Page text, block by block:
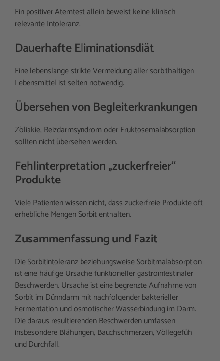
Ein positiver Atemtest allein beweist keine klinisch
relevante Intoleranz.
Dauerhafte Eliminationsdiät
Eine lebenslange strikte Vermeidung aller sorbithaltigen
Lebensmittel ist selten notwendig.
Übersehen von Begleiterkrankungen
Zöliakie, Reizdarmsyndrom oder Fruktosemalabsorption
sollten nicht übersehen werden.
Fehlinterpretation „zuckerfreier“
Produkte
Viele Patienten wissen nicht, dass zuckerfreie Produkte oft
erhebliche Mengen Sorbit enthalten.
Zusammenfassung und Fazit
Die Sorbitintoleranz beziehungsweise Sorbitmalabsorption
ist eine häufige Ursache funktioneller gastrointestinaler
Beschwerden. Ursache ist eine begrenzte Aufnahme von
Sorbit im Dünndarm mit nachfolgender bakterieller
Fermentation und osmotischer Wasserbindung im Darm.
Die daraus resultierenden Beschwerden umfassen
insbesondere Blähungen, Bauchschmerzen, Völlegefühl
und Durchfall.